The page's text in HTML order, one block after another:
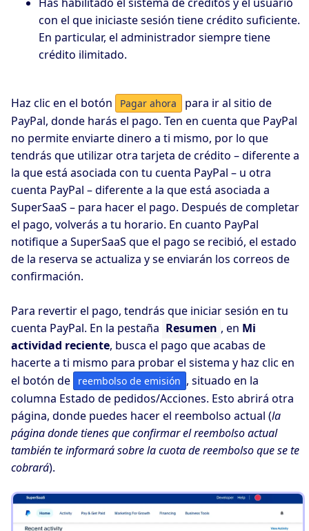
con el que iniciaste sesión tiene crédito suficiente.
En particular, el administrador siempre tiene
crédito ilimitado.
Haz clic en el botón Pagar ahora
para ir al sitio de
PayPal, donde harás el pago. Ten en cuenta que PayPal
no permite enviarte dinero a ti mismo, por lo que
tendrás que utilizar otra tarjeta de crédito – diferente a
la que está asociada con tu cuenta PayPal – u otra
cuenta PayPal – diferente a la que está asociada a
SuperSaaS – para hacer el pago. Después de completar
el pago, volverás a tu horario. En cuanto PayPal
notifique a SuperSaaS que el pago se recibió, el estado
de la reserva se actualiza y se enviarán los correos de
confirmación.
Para revertir el pago, tendrás que iniciar sesión en tu
cuenta PayPal. En la pestaña Resumen , en Mi
actividad reciente, busca el pago que acabas de
hacerte a ti mismo para probar el sistema y haz clic en
el botón de
reembolso de emisión , situado en la
columna Estado de pedidos/Acciones. Esto abrirá otra
página, donde puedes hacer el reembolso actual (la
página donde tienes que confirmar el reembolso actual
también te informará sobre la cuota de reembolso que se te
cobrará).